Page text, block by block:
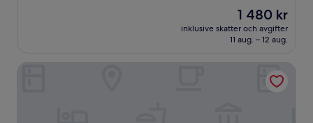
Priset
är
1 480 kr
1 480 kr
inklusive skatter och avgifter
11 aug. – 12 aug.